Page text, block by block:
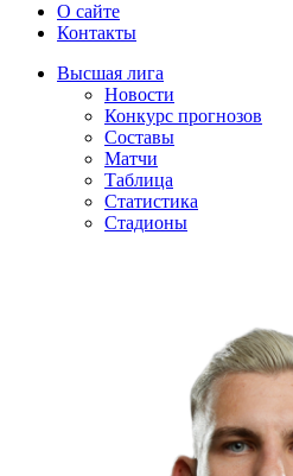
О сайте
Контакты
Высшая лига
Новости
Конкурс прогнозов
Составы
Матчи
Таблица
Статистика
Стадионы